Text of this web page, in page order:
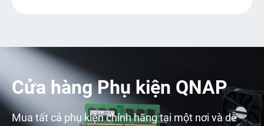
Cửa hàng Phụ kiện QNAP
Mua tất cả phụ kiện chính hãng tại một nơi và dễ